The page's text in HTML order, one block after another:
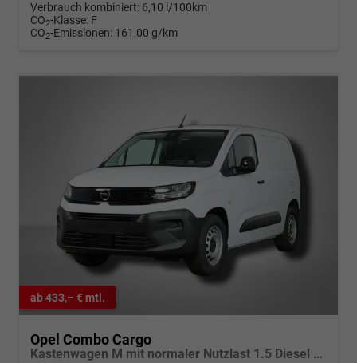
Verbrauch kombiniert: 6,10 l/100km
CO2-Klasse: F
CO2-Emissionen: 161,00 g/km
ab 433,– € mtl.
Opel Combo Cargo
Kastenwagen M mit normaler Nutzlast 1.5 Diesel 6-Gang